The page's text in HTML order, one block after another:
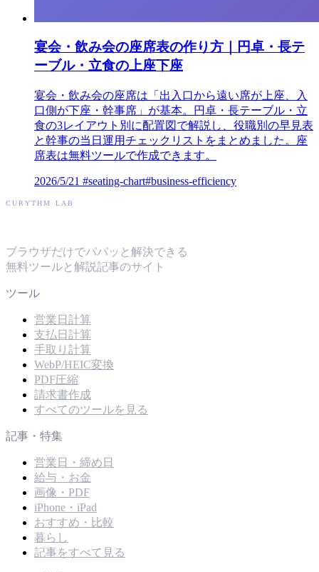
宴会・飲み会の座席表の作り方｜円卓・長テ
ーブル・立食の上座下座
宴会・飲み会の座席は「出入口から遠い席が上座、入
口側が下座・幹事席」が基本。円卓・長テーブル・立
食の3レイアウト別に配置図で解説し、役職別の早見表
と幹事の当日運用チェックリストをまとめました。座
席表は無料ツールで作成できます。
2026/5/21 #seating-chart#business-efficiency
CURYTHM LAB
ブラウザだけでパパッと解決できる
無料ツールと解説記事のサイト
ツール
営業日計算
支払日計算
手取り計算
WebP/HEIC変換
PDF圧縮
請求書作成
すべてのツールを見る
記事・特集
営業日・締め日
給与・お金
画像・PDF
iPhone・iPad
おすすめ・比較
暮らし
記事をすべて見る